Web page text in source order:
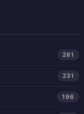
261
231
196